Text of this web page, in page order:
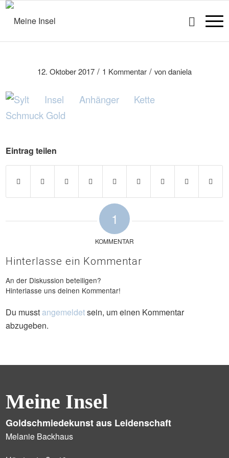
12. Oktober 2017 / 1 Kommentar / vondaniela
Eintrag teilen
1
KOMMENTAR
Hinterlasse ein Kommentar
An der Diskussion beteiligen?
Hinterlasse uns deinen Kommentar!
Du musst angemeldetsein, um einen Kommentar
abzugeben.
Meine Insel
Goldschmiedekunst aus Leidenschaft
Melanie Backhaus